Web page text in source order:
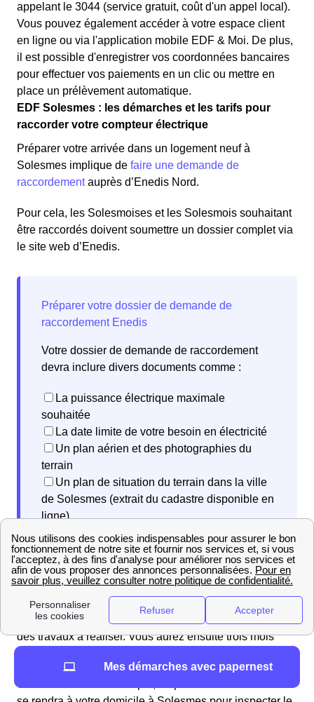
appelant le 3044 (service gratuit, coût d'un appel local).
Vous pouvez également accéder à votre espace client
en ligne ou via l'application mobile EDF & Moi. De plus,
il est possible d'enregistrer vos coordonnées bancaires
pour effectuer vos paiements en un clic ou mettre en
place un prélèvement automatique.
EDF Solesmes : les démarches et les tarifs pour
raccorder votre compteur électrique
Préparer votre arrivée dans un logement neuf à
Solesmes implique de faire une demande de
raccordementauprès d’Enedis Nord.
Pour cela, les Solesmoises et les Solesmois souhaitant
être raccordés doivent soumettre un dossier complet via
le site web d’Enedis.
Votre dossier de demande de raccordement
devra inclure divers documents comme :
La puissance électrique maximale
souhaitée
La date limite de votre besoin en électricité
Un plan aérien et des photographies du
terrain
Un plan de situation du terrain dans la ville
de Solesmes (extrait du cadastre disponible en
ligne)
Une autorisation d’urbanisme
Une fois votre demande traitée par Enedis Nord, vous
recevrez un devis détaillé et un planning prévisionnel
des travaux à réaliser. Vous aurez ensuite trois mois
Une fois ce dernier accepté, un professionnel d’Enedis
Mes démarches avec papernest